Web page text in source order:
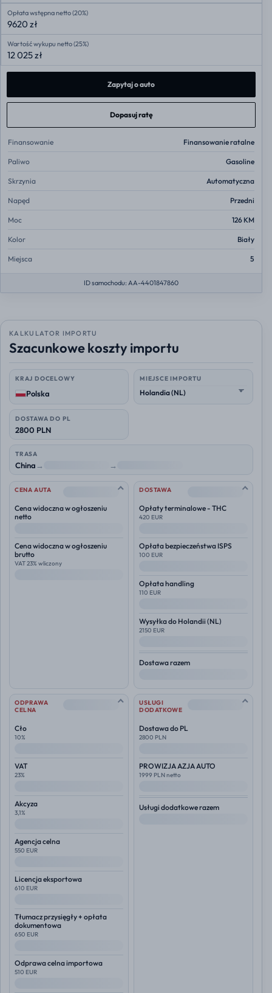
Opłata wstępna netto (20%)
9620 zł
Wartość wykupu netto (25%)
12 025 zł
Zapytaj o auto
Dopasuj ratę
Finansowanie Finansowanie ratalne
Paliwo Gasoline
Skrzynia Automatyczna
Napęd Przedni
Moc 126 KM
Kolor Biały
Miejsca 5
ID samochodu: AA-4401847860
KALKULATOR IMPORTU
Szacunkowe koszty importu
KRAJ DOCELOWY
Polska
MIEJSCE IMPORTU
DOSTAWA DO PL
2800 PLN
TRASA
China→ →
CENA AUTA --
Cena widoczna w ogłoszeniu
netto
Cena widoczna w ogłoszeniu
brutto
VAT 23% wliczony
DOSTAWA --
Opłaty terminalowe - THC
420 EUR
Opłata bezpieczeństwa ISPS
100 EUR
Opłata handling
110 EUR
Wysyłka do Holandii (NL)
2150 EUR
Dostawa razem
ODPRAWA
CELNA
--
Cło
10%
VAT
23%
Akcyza
3,1%
Agencja celna
550 EUR
Licencja eksportowa
610 EUR
Tłumacz przysięgły + opłata
dokumentowa
650 EUR
Odprawa celna importowa
510 EUR
USŁUGI
DODATKOWE
--
Dostawa do PL
2800 PLN
PROWIZJA AZJA AUTO
1999 PLN netto
Usługi dodatkowe razem